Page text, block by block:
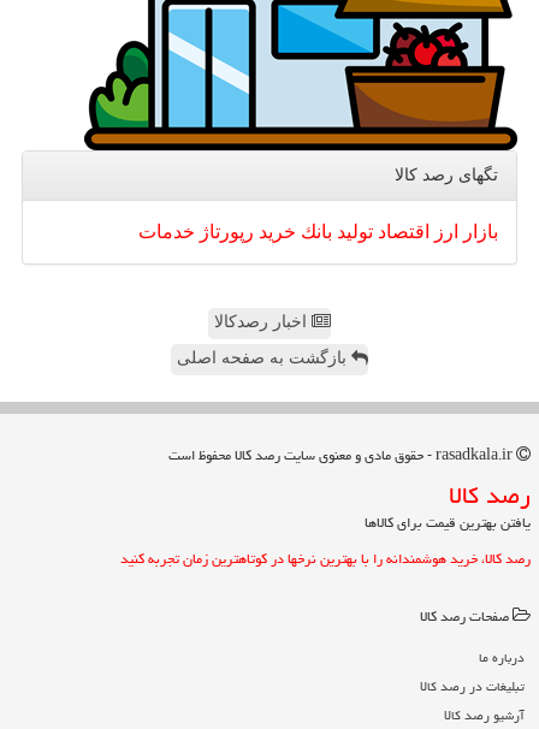
تگهای رصد كالا
بازار ارز اقتصاد تولید بانك خرید رپورتاژ خدمات
اخبار رصدکالا
بازگشت به صفحه اصلی
رصد كالا
یافتن بهترین قیمت برای کالاها
رصد کالا، خرید هوشمندانه را با بهترین نرخها در کوتاهترین زمان تجربه کنید
صفحات رصد كالا
درباره ما
تبلیغات در رصد كالا
آرشیو رصد كالا